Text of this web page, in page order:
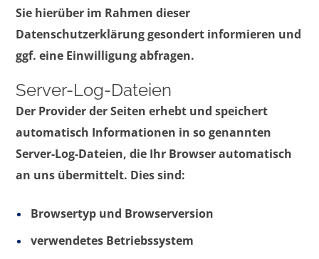
Sie hierüber im Rahmen dieser
Datenschutzerklärung gesondert informieren und
ggf. eine Einwilligung abfragen.
Server-Log-Dateien
Der Provider der Seiten erhebt und speichert
automatisch Informationen in so genannten
Server-Log-Dateien, die Ihr Browser automatisch
an uns übermittelt. Dies sind:
Browsertyp und Browserversion
verwendetes Betriebssystem